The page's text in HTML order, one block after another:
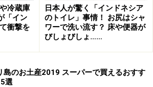
を！」というゲストの声から誕生し
の海を望むインフィニティプールや
味しい朝食、ホームメイドのココナ
ュラルかつ心地いいリゾートステイ
。
冷蔵庫
「イン
衝撃を
日本人が驚く「インドネシア
のトイレ」事情！ お尻はシャ
ワーで洗い流す？ 床や便器が
びしょびしょ……
島のお土産2019 スーパーで買えるおすす
選